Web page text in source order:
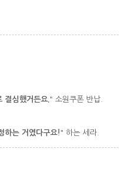
결심했거든요. " 소원쿠폰 반납.
하는 거였다구요! " 하는 세라.